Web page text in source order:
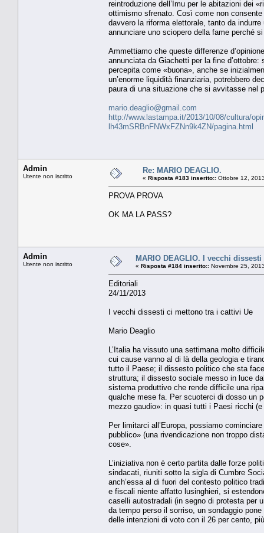
reintroduzione dell’Imu per le abitazioni dei
ottimismo sfrenato. Così come non
davvero la riforma elettorale, tanto da
annunciare uno sciopero della fame perché
Ammettiamo che queste differenze
annunciata da Giachetti per la fine
percepita come «buona», anche se
un’enorme liquidità finanziaria, potrebbero
paura di una situazione che si avvitasse nel
mario.deaglio@gmail.com
http://www.lastampa.it/2013/10/08/cultura/
lh43mSRBnFNWxFZNn9k4ZN/pagina.html
Admin
Utente non iscritto
Re: MARIO DEAGLIO.
« Risposta #183 inserito:: Ottobre 12,
PROVA PROVA
OK MA LA PASS?
Admin
Utente non iscritto
MARIO DEAGLIO. I vecchi
« Risposta #184 inserito:: Novembre 25,
Editoriali
24/11/2013
I vecchi dissesti ci mettono tra i cattivi Ue
Mario Deaglio
L’Italia ha vissuto una settimana molto
cui cause vanno al di là della geologia e
tutto il Paese; il dissesto politico che sta
struttura; il dissesto sociale messo in luce
sistema produttivo che rende difficile una
qualche mese fa. Per scuoterci di dosso un
mezzo gaudio»: in quasi tutti i Paesi ricchi
Per limitarci all’Europa, possiamo
pubblico» (una rivendicazione non troppo
cose».
L’iniziativa non è certo partita dalle forze
sindacati, riuniti sotto la sigla di Cumbre
anch’essa al di fuori del contesto politico
e fiscali niente affatto lusinghieri, si
caselli autostradali (in segno di protesta per
da tempo perso il sorriso, un sondaggio
delle intenzioni di voto con il 26 per cento,